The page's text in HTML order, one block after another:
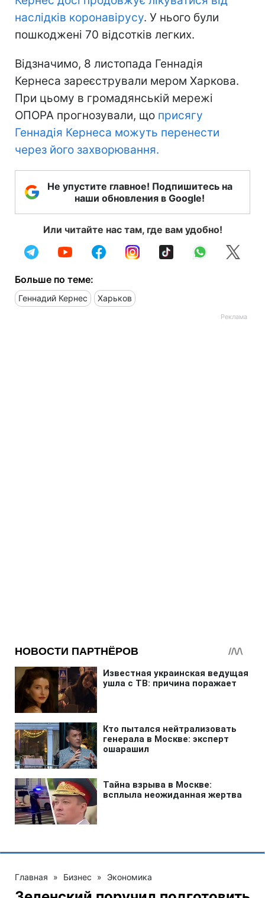
наслідків коронавірусу. У нього були
пошкоджені 70 відсотків легких.
Відзначимо, 8 листопада Геннадія
Кернеса зареєстрували мером Харкова.
При цьому в громадянській мережі
ОПОРА прогнозували, що присягу
Геннадія Кернеса можуть перенести
через його захворювання.
Не упустите главное! Подпишитесь на
наши обновления в Google!
Или читайте нас там, где вам удобно!
Больше по теме:
Геннадий Кернес Харьков
Главная » Бизнес » Экономика